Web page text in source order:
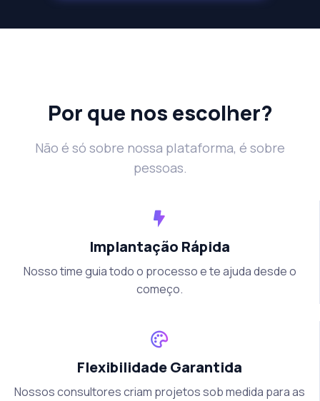
Por que nos escolher?
Não é só sobre nossa plataforma, é sobre
pessoas.
Implantação Rápida
Nosso time guia todo o processo e te ajuda desde o
começo.
Flexibilidade Garantida
Nossos consultores criam projetos sob medida para as